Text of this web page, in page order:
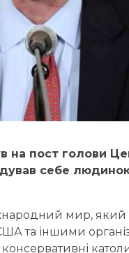
на пост голови
себе
мир, який
та іншими